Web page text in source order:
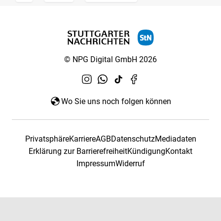
© NPG Digital GmbH 2026
Wo Sie uns noch folgen können
PrivatsphäreKarriereAGBDatenschutzMediadaten
Erklärung zur BarrierefreiheitKündigungKontakt
ImpressumWiderruf